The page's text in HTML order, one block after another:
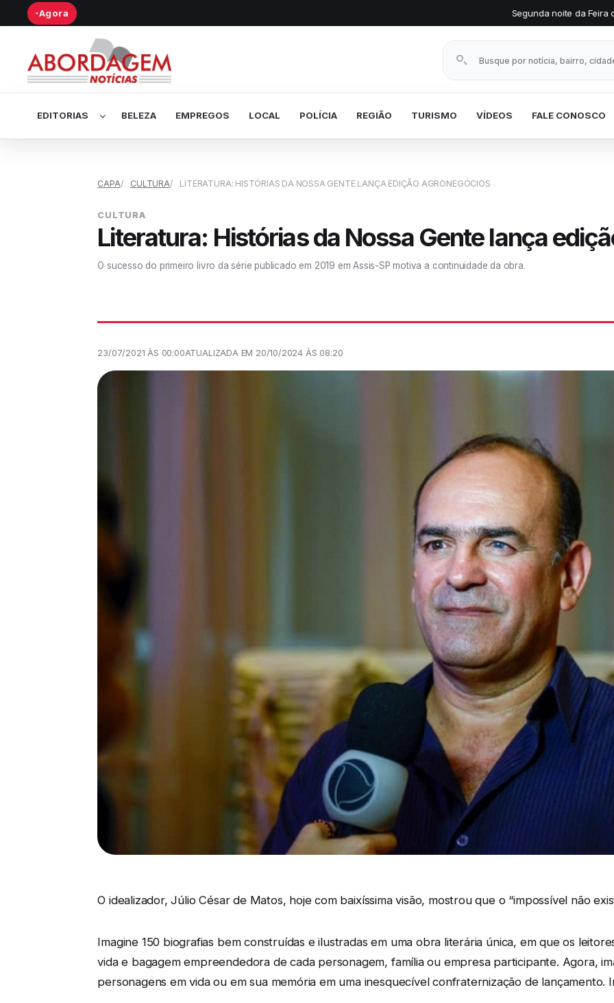
● Agora Segunda noite da Feira do Produtor Rural
Buscar notícias
EDITORIAS BELEZA EMPREGOS LOCAL POLÍCIA REGIÃO TURISMO VÍDEOS FALE CONOSCO
CAPA CULTURA LITERATURA: HISTÓRIAS DA NOSSA GENTE LANÇA EDIÇÃO AGRONEGÓCIOS
CULTURA
Literatura: Histórias da Nossa Gente lança
O sucesso do primeiro livro da série publicado em 2019 em Assis-SP motiva a continuidade da obra.
23/07/2021 ÀS 00:00ATUALIZADA EM 20/10/2024 ÀS 08:20
O idealizador, Júlio César de Matos, hoje com baixíssima visão, mostrou que o “impossível não
Imagine 150 biografias bem construídas e ilustradas em uma obra literária única, em que os
vida e bagagem empreendedora de cada personagem, família ou empresa participante. Agora,
personagens em vida ou em sua memória em uma inesquecível confraternização de lançamento.